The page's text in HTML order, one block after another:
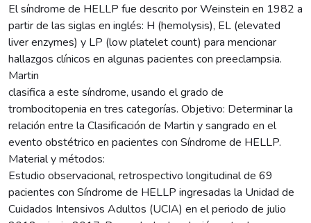
El síndrome de HELLP fue descrito por Weinstein en 1982 a
partir de las siglas en inglés: H (hemolysis), EL (elevated
liver enzymes) y LP (low platelet count) para mencionar
hallazgos clínicos en algunas pacientes con preeclampsia.
Martin
clasifica a este síndrome, usando el grado de
trombocitopenia en tres categorías. Objetivo: Determinar la
relación entre la Clasificación de Martin y sangrado en el
evento obstétrico en pacientes con Síndrome de HELLP.
Material y métodos:
Estudio observacional, retrospectivo longitudinal de 69
pacientes con Síndrome de HELLP ingresadas la Unidad de
Cuidados Intensivos Adultos (UCIA) en el periodo de julio